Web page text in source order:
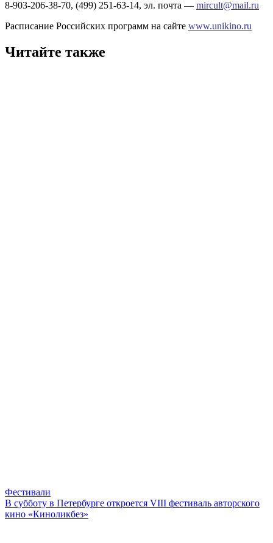
8-903-206-38-70, (499) 251-63-14, эл. почта — mircult@mail.ru
Расписание Российских программ на сайте www.unikino.ru
Читайте также
Фестивали
В субботу в Петербурге откроется VIII фестиваль авторского
кино «Киноликбез»